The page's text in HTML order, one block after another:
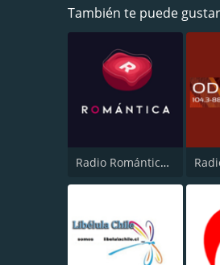
También te puede gustar
Radio Romántica FM